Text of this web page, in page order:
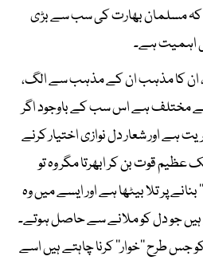
مسلمان بھارت کی سب سے بڑی
اہمیت ہے۔
ان کا مذہب ان کے مذہب سے الگ،
سے مختلف ہے اس سب کے باوجود اگر
ہے اور شعار دل نوازی اختیار کرنے
عظیم قوت بن کر ابھرتا مگر وہ تو
پر تلا بیٹھا ہے اور ایسے میں وہ
جو دل کو ملانے سے حاصل ہوتے۔
طرح ’’خوار‘‘ کرنا چاہتے ہیں اسے